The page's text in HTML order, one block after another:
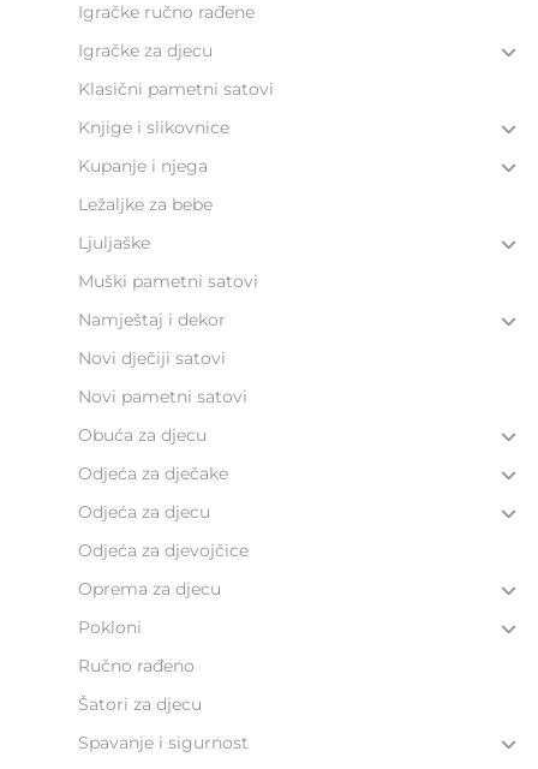
Igračke ručno rađene
Igračke za djecu
Klasični pametni satovi
Knjige i slikovnice
Kupanje i njega
Ležaljke za bebe
Ljuljaške
Muški pametni satovi
Namještaj i dekor
Novi dječiji satovi
Novi pametni satovi
Obuća za djecu
Odjeća za dječake
Odjeća za djecu
Odjeća za djevojčice
Oprema za djecu
Pokloni
Ručno rađeno
Šatori za djecu
Spavanje i sigurnost